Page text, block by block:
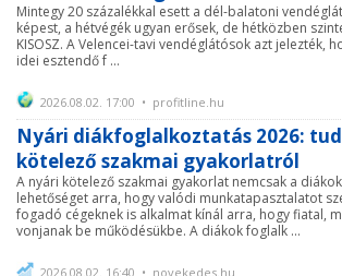
Mintegy 20 százalékkal esett a dél-balatoni
képest, a hétvégék ugyan erősek, de hétközben
KISOSZ. A Velencei-tavi vendéglátósok azt jelezték,
idei esztendő f ...
2026.08.02. 17:00 • profitline.hu
Nyári diákfoglalkoztatás 2026:
kötelező szakmai gyakorlatról
A nyári kötelező szakmai gyakorlat nemcsak a
lehetőséget arra, hogy valódi munkatapasztalatot
fogadó cégeknek is alkalmat kínál arra, hogy fiatal,
vonjanak be működésükbe. A diákok foglalk ...
2026.08.02. 16:40 • novekedes.hu